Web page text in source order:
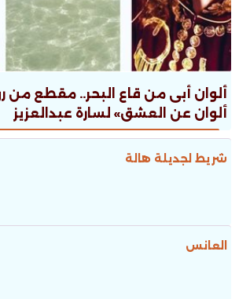
ألوان أبى من قاع البحر.. مقطع من
ألوان عن العشق» لسارة عبدالعزيز
شريط لجديلة هالة
العانس